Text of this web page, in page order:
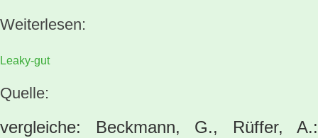
Weiterlesen:
Leaky-gut
Quelle:
vergleiche: Beckmann, G., Rüffer, A.: